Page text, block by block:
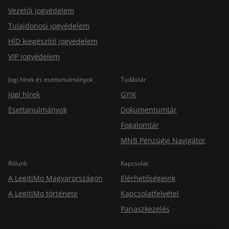
Vezetői jogvédelem
Tulajdonosi jogvédelem
HÍD kiegészítő jogvédelem
VIP jogvédelem
Jogi hírek és esettanulmányok
Jogi hírek
Esettanulmányok
Tudástár
GYIK
Dokumentumtár
Fogalomtár
MNB Pénzügyi Navigátor
Rólunk
A LegitiMo Magyarországon
A LegitiMo története
Kapcsolat
Elérhetőségeink
Kapcsolatfelvétel
Panaszkezelés